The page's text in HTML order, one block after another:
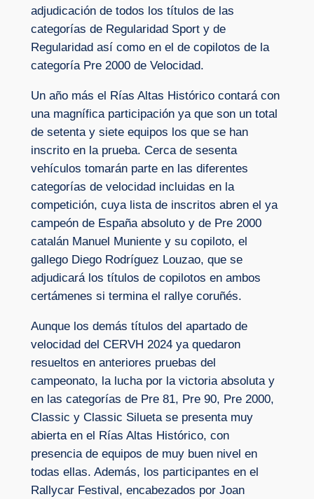
adjudicación de todos los títulos de las
categorías de Regularidad Sport y de
Regularidad así como en el de copilotos de la
categoría Pre 2000 de Velocidad.
Un año más el Rías Altas Histórico contará con
una magnífica participación ya que son un total
de setenta y siete equipos los que se han
inscrito en la prueba. Cerca de sesenta
vehículos tomarán parte en las diferentes
categorías de velocidad incluidas en la
competición, cuya lista de inscritos abren el ya
campeón de España absoluto y de Pre 2000
catalán Manuel Muniente y su copiloto, el
gallego Diego Rodríguez Louzao, que se
adjudicará los títulos de copilotos en ambos
certámenes si termina el rallye coruñés.
Aunque los demás títulos del apartado de
velocidad del CERVH 2024 ya quedaron
resueltos en anteriores pruebas del
campeonato, la lucha por la victoria absoluta y
en las categorías de Pre 81, Pre 90, Pre 2000,
Classic y Classic Silueta se presenta muy
abierta en el Rías Altas Histórico, con
presencia de equipos de muy buen nivel en
todas ellas. Además, los participantes en el
Rallycar Festival, encabezados por Joan